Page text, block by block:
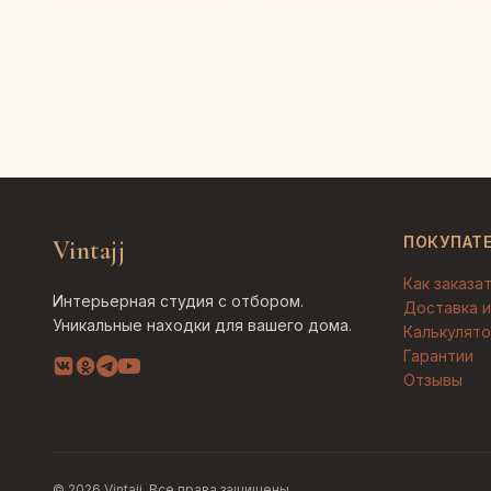
Vintajj
Интерьерная студия с отбором.
Уникальные находки для вашего дома.
Как
Доставка
Гарантии
Отзывы